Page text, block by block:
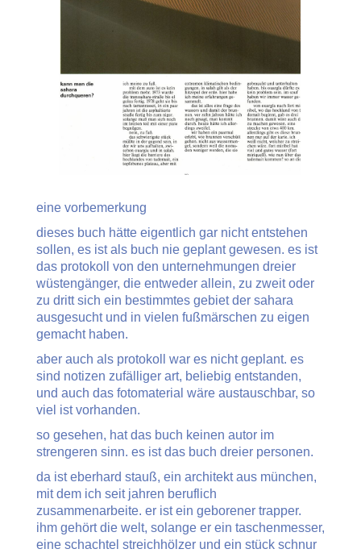
eine vorbemerkung
dieses buch hätte eigentlich gar nicht entstehen
sollen, es ist als buch nie geplant gewesen. es ist
das protokoll von den unternehmungen dreier
wüstengänger, die entweder allein, zu zweit oder
zu dritt sich ein bestimmtes gebiet der sahara
ausgesucht und in vielen fußmärschen zu eigen
gemacht haben.
aber auch als protokoll war es nicht geplant. es
sind notizen zufälliger art, beliebig entstanden,
und auch das fotomaterial wäre austauschbar, so
viel ist vorhanden.
so gesehen, hat das buch keinen autor im
strengeren sinn. es ist das buch dreier personen.
da ist eberhard stauß, ein architekt aus münchen,
mit dem ich seit jahren beruflich
zusammenarbeite. er ist ein geborener trapper.
ihm gehört die welt, solange er ein taschenmesser,
eine schachtel streichhölzer und ein stück schnur